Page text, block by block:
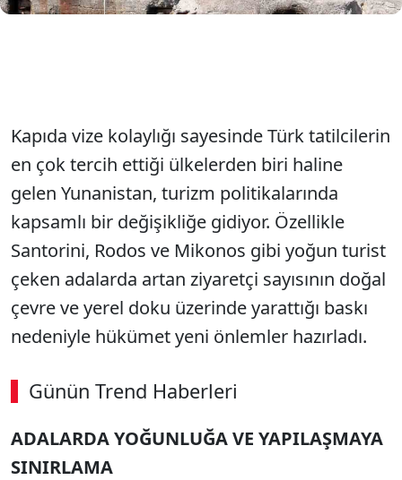
Kapıda vize kolaylığı sayesinde Türk tatilcilerin
en çok tercih ettiği ülkelerden biri haline
gelen Yunanistan, turizm politikalarında
kapsamlı bir değişikliğe gidiyor. Özellikle
Santorini, Rodos ve Mikonos gibi yoğun turist
çeken adalarda artan ziyaretçi sayısının doğal
çevre ve yerel doku üzerinde yarattığı baskı
nedeniyle hükümet yeni önlemler hazırladı.
Günün Trend Haberleri
00:02 / 08:06
Sesi Aç
ADALARDA YOĞUNLUĞA VE YAPILAŞMAYA
SINIRLAMA